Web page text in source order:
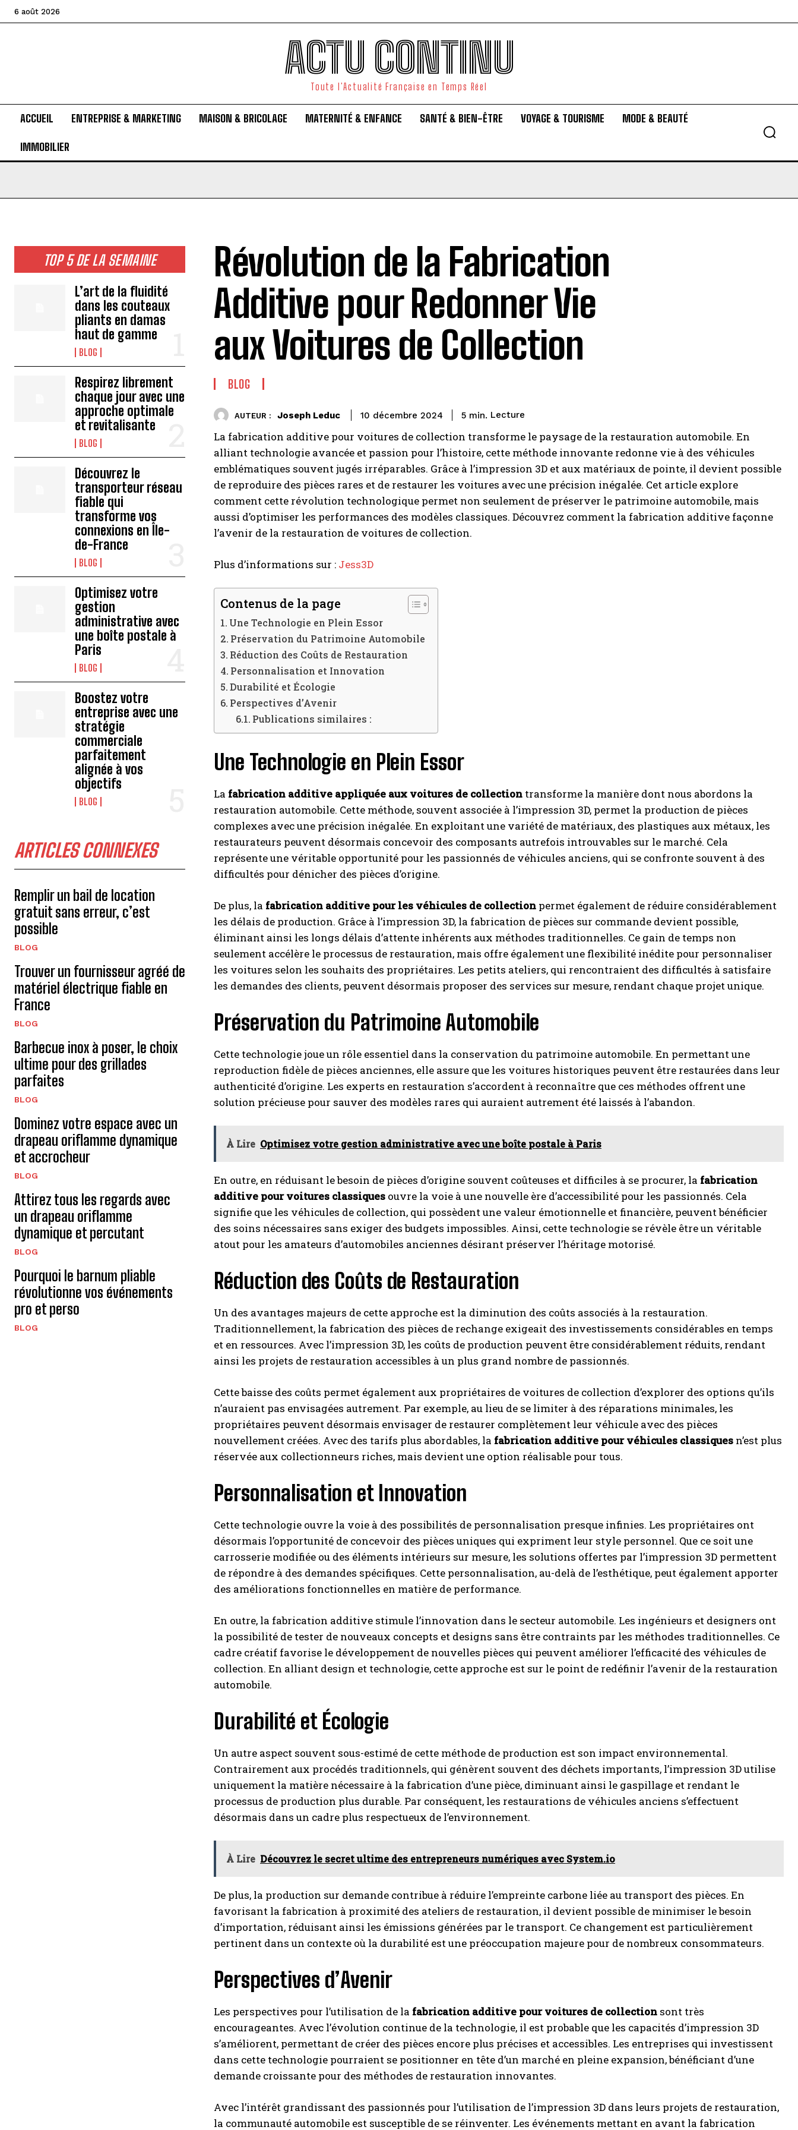
6 août 2026
ACTU CONTINU
Toute l'Actualité Française en Temps Réel
ACCUEIL ENTREPRISE & MARKETING MAISON & BRICOLAGE MATERNITÉ & ENFANCE SANTÉ & BIEN-ÊTRE VOYAGE & TOURISME MODE & BEAUTÉ
IMMOBILIER
TOP 5 DE LA SEMAINE
L’art de la fluidité
dans les couteaux
pliants en damas
haut de gamme
BLOG
Respirez librement
chaque jour avec une
approche optimale
et revitalisante
BLOG
Découvrez le
transporteur réseau
fiable qui
transforme vos
connexions en Île-
de-France
BLOG
Optimisez votre
gestion
administrative avec
une boîte postale à
Paris
BLOG
Boostez votre
entreprise avec une
stratégie
commerciale
parfaitement
alignée à vos
objectifs
BLOG
ARTICLES CONNEXES
Remplir un bail de location
gratuit sans erreur, c’est
possible
BLOG
Trouver un fournisseur agréé de
matériel électrique fiable en
France
BLOG
Barbecue inox à poser, le choix
ultime pour des grillades
parfaites
BLOG
Dominez votre espace avec un
drapeau oriflamme dynamique
et accrocheur
BLOG
Attirez tous les regards avec
un drapeau oriflamme
dynamique et percutant
BLOG
Pourquoi le barnum pliable
révolutionne vos événements
pro et perso
BLOG
Révolution de la Fabrication
Additive pour Redonner Vie
aux Voitures de Collection
BLOG
AUTEUR : Joseph Leduc 10 décembre 2024 5 min. Lecture
La fabrication additive pour voitures de collection transforme le paysage de la restauration automobile. En
alliant technologie avancée et passion pour l’histoire, cette méthode innovante redonne vie à des véhicules
emblématiques souvent jugés irréparables. Grâce à l’impression 3D et aux matériaux de pointe, il devient possible
de reproduire des pièces rares et de restaurer les voitures avec une précision inégalée. Cet article explore
comment cette révolution technologique permet non seulement de préserver le patrimoine automobile, mais
aussi d’optimiser les performances des modèles classiques. Découvrez comment la fabrication additive façonne
l’avenir de la restauration de voitures de collection.
Plus d’informations sur : Jess3D
Contenus de la page
Une Technologie en Plein Essor
Préservation du Patrimoine Automobile
Réduction des Coûts de Restauration
Personnalisation et Innovation
Durabilité et Écologie
Perspectives d’Avenir
Publications similaires :
Une Technologie en Plein Essor
La fabrication additive appliquée aux voitures de collection transforme la manière dont nous abordons la
restauration automobile. Cette méthode, souvent associée à l’impression 3D, permet la production de pièces
complexes avec une précision inégalée. En exploitant une variété de matériaux, des plastiques aux métaux, les
restaurateurs peuvent désormais concevoir des composants autrefois introuvables sur le marché. Cela
représente une véritable opportunité pour les passionnés de véhicules anciens, qui se confronte souvent à des
difficultés pour dénicher des pièces d’origine.
De plus, la fabrication additive pour les véhicules de collection permet également de réduire considérablement
les délais de production. Grâce à l’impression 3D, la fabrication de pièces sur commande devient possible,
éliminant ainsi les longs délais d’attente inhérents aux méthodes traditionnelles. Ce gain de temps non
seulement accélère le processus de restauration, mais offre également une flexibilité inédite pour personnaliser
les voitures selon les souhaits des propriétaires. Les petits ateliers, qui rencontraient des difficultés à satisfaire
les demandes des clients, peuvent désormais proposer des services sur mesure, rendant chaque projet unique.
Préservation du Patrimoine Automobile
Cette technologie joue un rôle essentiel dans la conservation du patrimoine automobile. En permettant une
reproduction fidèle de pièces anciennes, elle assure que les voitures historiques peuvent être restaurées dans leur
authenticité d’origine. Les experts en restauration s’accordent à reconnaître que ces méthodes offrent une
solution précieuse pour sauver des modèles rares qui auraient autrement été laissés à l’abandon.
À Lire Optimisez votre gestion administrative avec une boîte postale à Paris
En outre, en réduisant le besoin de pièces d’origine souvent coûteuses et difficiles à se procurer, la fabrication
additive pour voitures classiques ouvre la voie à une nouvelle ère d’accessibilité pour les passionnés. Cela
signifie que les véhicules de collection, qui possèdent une valeur émotionnelle et financière, peuvent bénéficier
des soins nécessaires sans exiger des budgets impossibles. Ainsi, cette technologie se révèle être un véritable
atout pour les amateurs d’automobiles anciennes désirant préserver l’héritage motorisé.
Réduction des Coûts de Restauration
Un des avantages majeurs de cette approche est la diminution des coûts associés à la restauration.
Traditionnellement, la fabrication des pièces de rechange exigeait des investissements considérables en temps
et en ressources. Avec l’impression 3D, les coûts de production peuvent être considérablement réduits, rendant
ainsi les projets de restauration accessibles à un plus grand nombre de passionnés.
Cette baisse des coûts permet également aux propriétaires de voitures de collection d’explorer des options qu’ils
n’auraient pas envisagées autrement. Par exemple, au lieu de se limiter à des réparations minimales, les
propriétaires peuvent désormais envisager de restaurer complètement leur véhicule avec des pièces
nouvellement créées. Avec des tarifs plus abordables, la fabrication additive pour véhicules classiques n’est plus
réservée aux collectionneurs riches, mais devient une option réalisable pour tous.
Personnalisation et Innovation
Cette technologie ouvre la voie à des possibilités de personnalisation presque infinies. Les propriétaires ont
désormais l’opportunité de concevoir des pièces uniques qui expriment leur style personnel. Que ce soit une
carrosserie modifiée ou des éléments intérieurs sur mesure, les solutions offertes par l’impression 3D permettent
de répondre à des demandes spécifiques. Cette personnalisation, au-delà de l’esthétique, peut également apporter
des améliorations fonctionnelles en matière de performance.
En outre, la fabrication additive stimule l’innovation dans le secteur automobile. Les ingénieurs et designers ont
la possibilité de tester de nouveaux concepts et designs sans être contraints par les méthodes traditionnelles. Ce
cadre créatif favorise le développement de nouvelles pièces qui peuvent améliorer l’efficacité des véhicules de
collection. En alliant design et technologie, cette approche est sur le point de redéfinir l’avenir de la restauration
automobile.
Durabilité et Écologie
Un autre aspect souvent sous-estimé de cette méthode de production est son impact environnemental.
Contrairement aux procédés traditionnels, qui génèrent souvent des déchets importants, l’impression 3D utilise
uniquement la matière nécessaire à la fabrication d’une pièce, diminuant ainsi le gaspillage et rendant le
processus de production plus durable. Par conséquent, les restaurations de véhicules anciens s’effectuent
désormais dans un cadre plus respectueux de l’environnement.
À Lire Découvrez le secret ultime des entrepreneurs numériques avec System.io
De plus, la production sur demande contribue à réduire l’empreinte carbone liée au transport des pièces. En
favorisant la fabrication à proximité des ateliers de restauration, il devient possible de minimiser le besoin
d’importation, réduisant ainsi les émissions générées par le transport. Ce changement est particulièrement
pertinent dans un contexte où la durabilité est une préoccupation majeure pour de nombreux consommateurs.
Perspectives d’Avenir
Les perspectives pour l’utilisation de la fabrication additive pour voitures de collection sont très
encourageantes. Avec l’évolution continue de la technologie, il est probable que les capacités d’impression 3D
s’améliorent, permettant de créer des pièces encore plus précises et accessibles. Les entreprises qui investissent
dans cette technologie pourraient se positionner en tête d’un marché en pleine expansion, bénéficiant d’une
demande croissante pour des méthodes de restauration innovantes.
Avec l’intérêt grandissant des passionnés pour l’utilisation de l’impression 3D dans leurs projets de restauration,
la communauté automobile est susceptible de se réinventer. Les événements mettant en avant la fabrication